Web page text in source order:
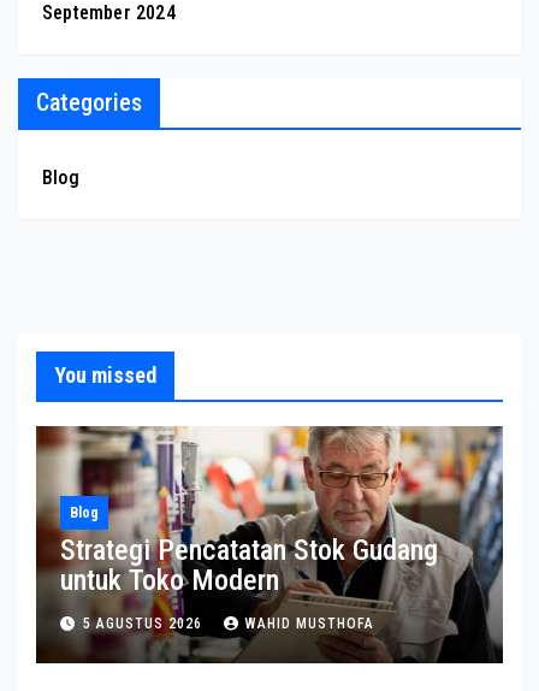
September 2024
Categories
Blog
You missed
Blog
Strategi Pencatatan Stok Gudang
untuk Toko Modern
5 AGUSTUS 2026 WAHID MUSTHOFA